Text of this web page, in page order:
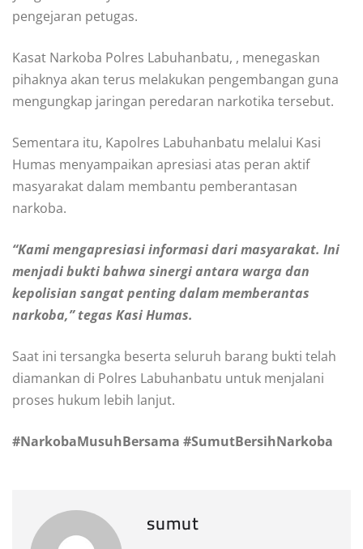
pengejaran petugas.
Kasat Narkoba Polres Labuhanbatu, , menegaskan
pihaknya akan terus melakukan pengembangan guna
mengungkap jaringan peredaran narkotika tersebut.
Sementara itu, Kapolres Labuhanbatu melalui Kasi
Humas menyampaikan apresiasi atas peran aktif
masyarakat dalam membantu pemberantasan
narkoba.
“Kami mengapresiasi informasi dari masyarakat. Ini
menjadi bukti bahwa sinergi antara warga dan
kepolisian sangat penting dalam memberantas
narkoba,” tegas Kasi Humas.
Saat ini tersangka beserta seluruh barang bukti telah
diamankan di Polres Labuhanbatu untuk menjalani
proses hukum lebih lanjut.
#NarkobaMusuhBersama #SumutBersihNarkoba
sumut